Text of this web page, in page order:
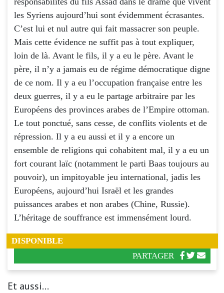
les Syriens aujourd’hui sont évidemment écrasantes.
C’est lui et nul autre qui fait massacrer son peuple.
Mais cette évidence ne suffit pas à tout expliquer,
loin de là. Avant le fils, il y a eu le père. Avant le
père, il n’y a jamais eu de régime démocratique digne
de ce nom. Il y a eu l’occupation française entre les
deux guerres, il y a eu le partage arbitraire par les
Européens des provinces arabes de l’Empire ottoman.
Le tout ponctué, sans cesse, de conflits violents et de
répression. Il y a eu aussi et il y a encore un
ensemble de religions qui cohabitent mal, il y a eu un
fort courant laïc (notamment le parti Baas toujours au
pouvoir), un impitoyable jeu international, jadis les
Européens, aujourd’hui Israël et les grandes
puissances arabes et non arabes (Chine, Russie).
L’héritage de souffrance est immensément lourd.
DISPONIBLE
PARTAGER
Et aussi...